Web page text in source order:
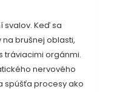
svalov. Keď sa
brušnej oblasti,
tráviacimi orgánmi.
nervového
spúšťa procesy ako